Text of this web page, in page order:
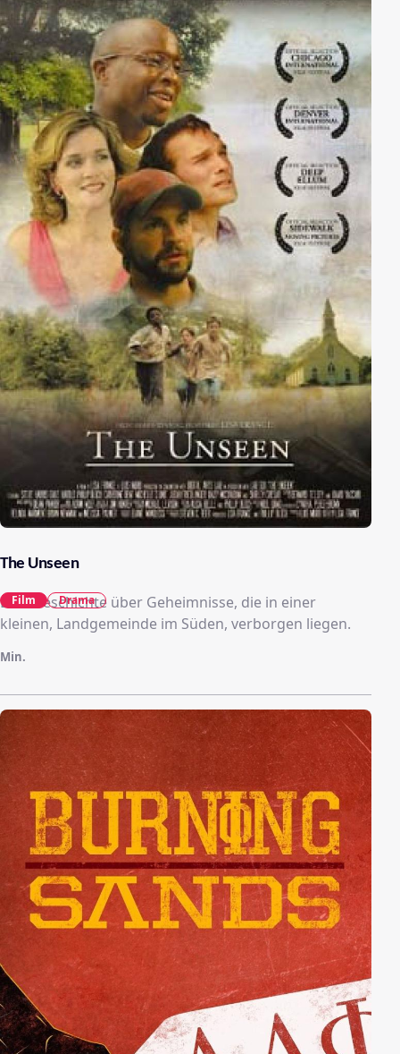
Ohne Erbarmen richteten sie ein Blutbad an,das in der
Weltpresse größtes Aufsehen erregte. Dies ist die
Geschichte des jungen Wärters Michael Smith,der
schnell nach seinem Dienstantritt die brutalen
Gefängnisprozeduren kennenlernt und sich auf die
Seite der Inhaftierten stellt.
The Unseen
Eine Geschichte über Geheimnisse, die in einer
kleinen, Landgemeinde im Süden, verborgen liegen.
Min.
Film Drama